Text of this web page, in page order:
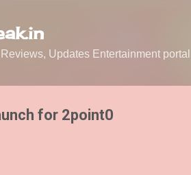
Updates Entertainment
for 2point0